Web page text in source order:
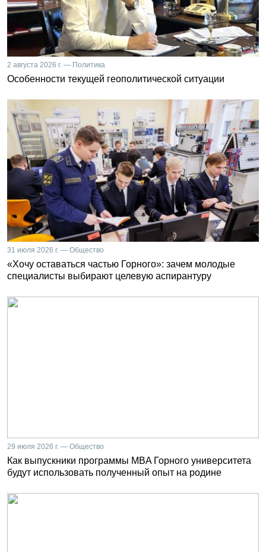
2 августа 2026 г. — Политика
Особенности текущей геополитической ситуации
31 июля 2026 г. — Общество
«Хочу оставаться частью Горного»: зачем молодые
специалисты выбирают целевую аспирантуру
29 июля 2026 г. — Общество
Как выпускники программы MBA Горного университета
будут использовать полученный опыт на родине